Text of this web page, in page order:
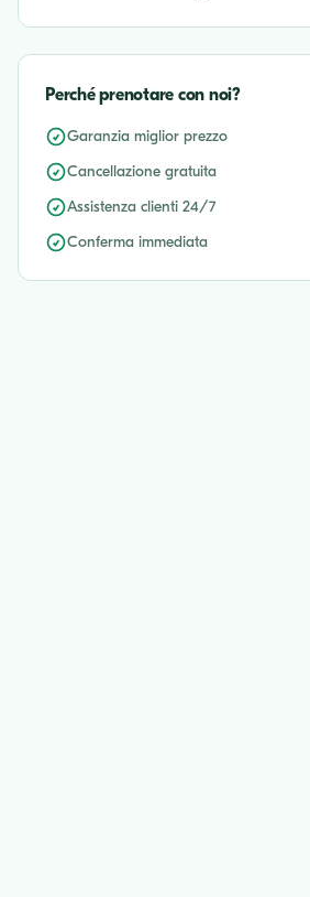
Perché prenotare con noi?
Garanzia miglior prezzo
Cancellazione gratuita
Assistenza clienti 24/7
Conferma immediata